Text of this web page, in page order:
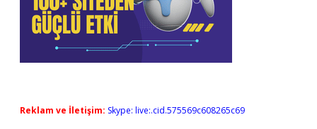
Reklam ve İletişim: Skype: live:.cid.575569c608265c69